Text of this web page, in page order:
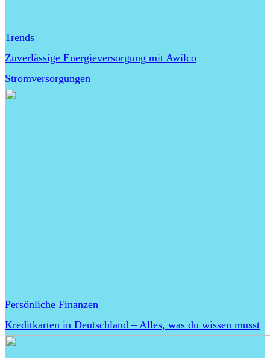
Trends
Zuverlässige Energieversorgung mit Awilco
Stromversorgungen
Persönliche Finanzen
Kreditkarten in Deutschland – Alles, was du wissen musst